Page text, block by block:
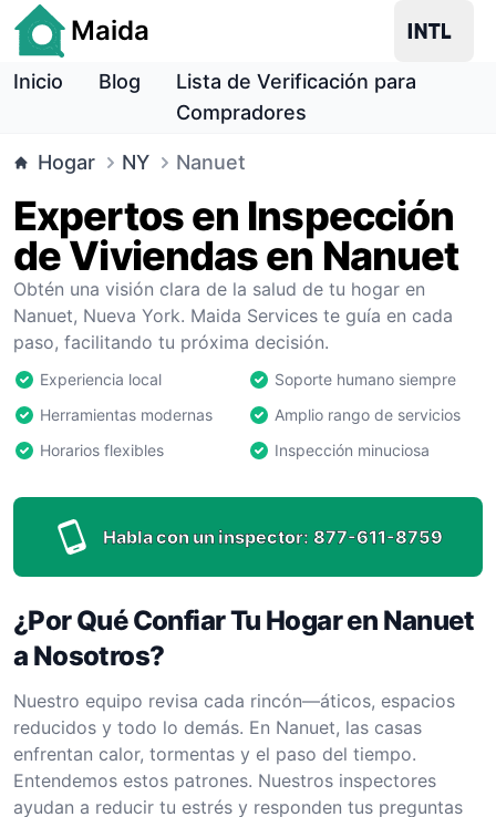
Maida
Inicio Blog
Lista de Verificación para
Compradores
Hogar NY Nanuet
Expertos en Inspección
de Viviendas en Nanuet
Obtén una visión clara de la salud de tu hogar en
Nanuet, Nueva York. Maida Services te guía en cada
paso, facilitando tu próxima decisión.
Experiencia local
Soporte humano siempre
Herramientas modernas
Amplio rango de servicios
Horarios flexibles
Inspección minuciosa
Habla con un inspector: 877-611-8759
¿Por Qué Confiar Tu Hogar en Nanuet
a Nosotros?
Nuestro equipo revisa cada rincón—áticos, espacios
reducidos y todo lo demás. En Nanuet, las casas
enfrentan calor, tormentas y el paso del tiempo.
Entendemos estos patrones. Nuestros inspectores
ayudan a reducir tu estrés y responden tus preguntas